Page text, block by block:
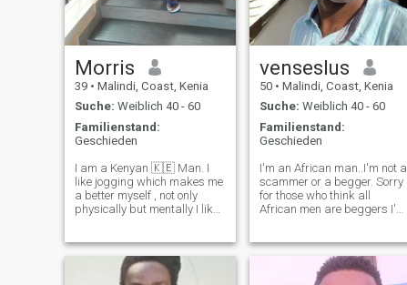
Morris
39 • Malindi, Coast, Kenia
Suche: Weiblich 40 - 60
Familienstand:
Geschieden
I am a Kenyan 🇰🇪 Man. I
like jogging which makes me
a better myself , not only
physically but mentally I like
are Morgan Hertage family
and Tylor swift. I also like
watching movies,football
venseslus
50 • Malindi, Coast, Kenia
Suche: Weiblich 40 - 60
Familienstand:
Geschieden
I'm an African man..I'm not a
scammer or a begger. Sorry
for those who think all
African men are beggers I'm
what I need is a smile in the
house i come home from work
i see a smile and somebody